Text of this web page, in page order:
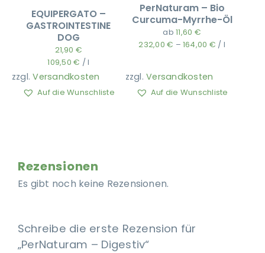
EQUIPERGATO –
GASTROINTESTINE
DOG
21,90 €
109,50€ /l
zzgl.Versandkosten
Auf die Wunschliste
PerNaturam – Bio
Curcuma-Myrrhe-Öl
ab11,60 €
232,00€ – 164,00 € / l
zzgl.Versandkosten
Auf die Wunschliste
Rezensionen
Es gibt noch keine Rezensionen.
Schreibe die erste Rezension für
„PerNaturam – Digestiv“